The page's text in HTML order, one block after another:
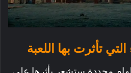
التي تأثرت بها اللعبة